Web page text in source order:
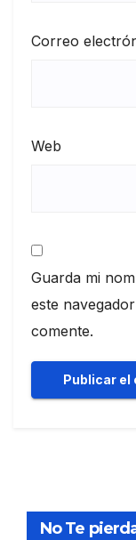
Correo
Web
Guarda mi
este
comente.
No Te